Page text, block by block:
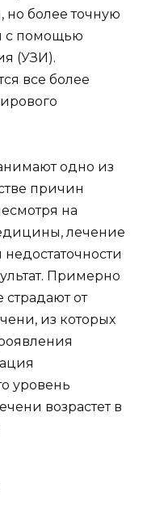
более точную
с помощью
(УЗИ).
все более
одно из
причин
на
лечение
Примерно
от
из которых
уровень
возрастет в